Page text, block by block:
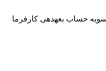
حساب بعهده­ی کارفرما